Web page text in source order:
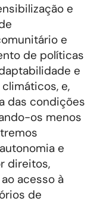
e
e
de políticas
e
e,
das condições
os menos
e
direitos,
acesso à
de